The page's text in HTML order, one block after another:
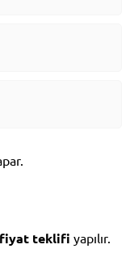
teklifi yapılır.